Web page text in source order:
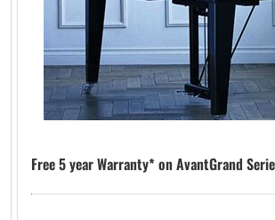
Free 5 year Warranty* on AvantGrand